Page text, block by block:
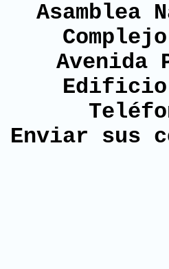
Asamblea
Avenida
Edificio
Enviar sus